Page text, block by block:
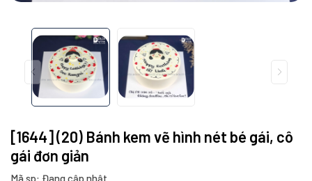
[1644] (20) Bánh kem vẽ hình nét bé gái, cô
gái đơn giản
Mã sp: Đang cập nhật